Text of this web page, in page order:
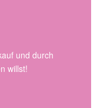
und durch
willst!